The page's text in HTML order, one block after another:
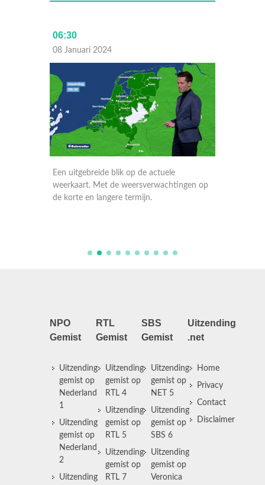
06:30
08 Januari 2024
Een uitgebreide blik op de actuele
weerkaart. Met de weersverwachtingen op
de korte en langere termijn.
NPO
Gemist
Uitzending
gemist op
Nederland
1
Uitzending
gemist op
Nederland
2
Uitzending
RTL
Gemist
Uitzending
gemist op
RTL 4
Uitzending
gemist op
RTL 5
Uitzending
gemist op
RTL 7
SBS
Gemist
Uitzending
gemist op
NET 5
Uitzending
gemist op
SBS 6
Uitzending
gemist op
Veronica
Uitzending
.net
Home
Privacy
Contact
Disclaimer